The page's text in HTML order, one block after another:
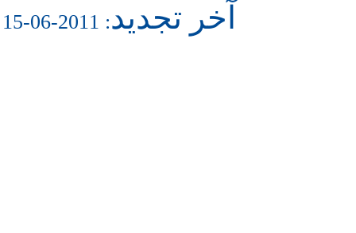
آخر تجديد: 2011-06-15